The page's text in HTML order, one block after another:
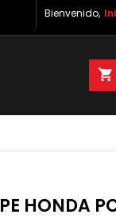
Bienvenido,
shopping_cart
HONDA